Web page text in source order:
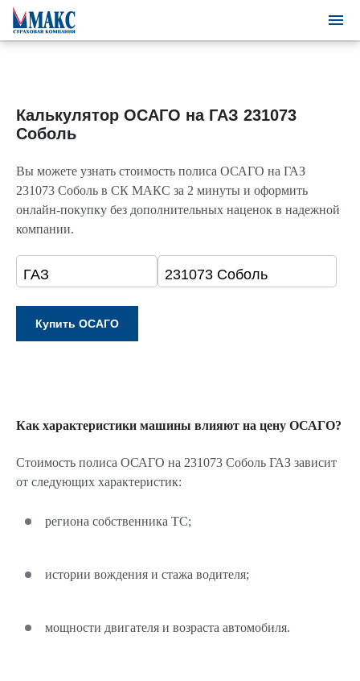
Калькулятор ОСАГО на ГАЗ 231073
Соболь
Вы можете узнать стоимость полиса ОСАГО на ГАЗ
231073 Соболь в СК МАКС за 2 минуты и оформить
онлайн-покупку без дополнительных наценок в надежной
компании.
Как характеристики машины влияют на цену ОСАГО?
Стоимость полиса ОСАГО на 231073 Соболь ГАЗ зависит
от следующих характеристик:
региона собственника ТС;
истории вождения и стажа водителя;
мощности двигателя и возраста автомобиля.